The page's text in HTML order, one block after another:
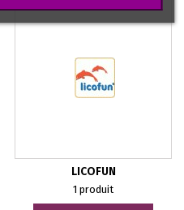
LICOFUN
1 produit